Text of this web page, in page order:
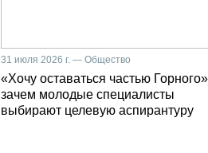
31 июля 2026 г. — Общество
«Хочу оставаться частью
зачем молодые специалисты
выбирают целевую аспирантуру